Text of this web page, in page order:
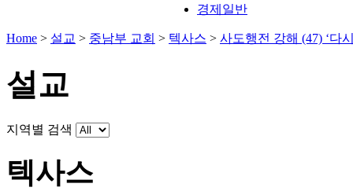
경제일반
Home > 설교 > 중남부 교회 > 텍사스 > 사도행전 강해 (47) ‘다
설교
지역별 검색
텍사스